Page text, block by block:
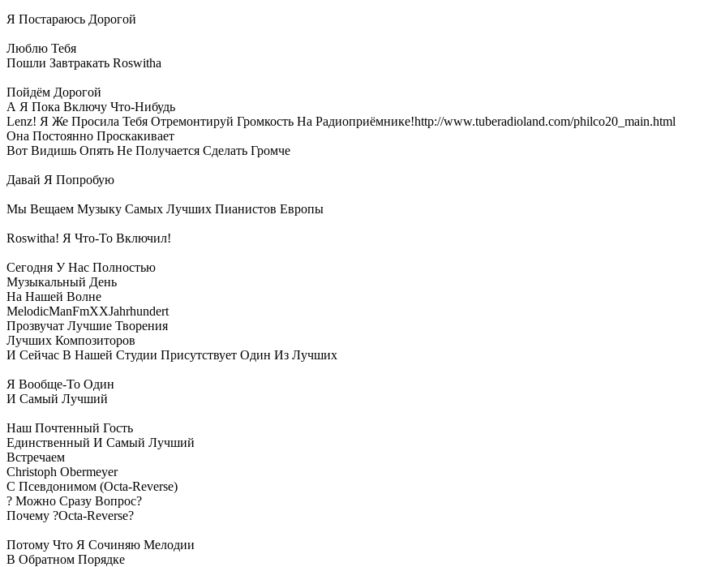
Я Постараюсь Дорогой
Люблю Тебя
Пошли Завтракать Roswitha
Пойдём Дорогой
А Я Пока Включу Что-Нибудь
Lenz! Я Же Просила Тебя Отремонтируй Громкость На Радиоприёмнике!http://www.tuberadioland.com/philco20_main.html
Она Постоянно Проскакивает
Вот Видишь Опять Не Получается Сделать Громче
Давай Я Попробую
Мы Вещаем Музыку Самых Лучших Пианистов Европы
Roswitha! Я Что-То Включил!
Сегодня У Нас Полностью
Музыкальный День
На Нашей Волне
MelodicManFmXXJahrhundert
Прозвучат Лучшие Творения
Лучших Композиторов
И Сейчас В Нашей Студии Присутствует Один Из Лучших
Я Вообще-То Один
И Самый Лучший
Наш Почтенный Гость
Единственный И Самый Лучший
Встречаем
Christoph Obermeyer
С Псевдонимом (Octa-Reverse)
? Можно Сразу Вопрос?
Почему ?Octa-Reverse?
Потому Что Я Сочиняю Мелодии
В Обратном Порядке